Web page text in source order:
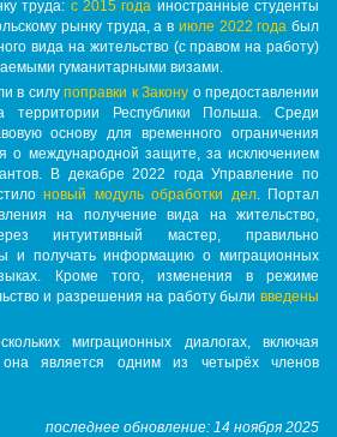
труда: с 2015 года иностранные студенты
рынку труда, а в июле 2022 года был
вида на жительство (с правом на работу)
гуманитарными визами.
в силупоправки к Закону о предоставлении
территории Республики Польша. Среди
основу для временного ограничения
о международной защите, за исключением
В декабре 2022 года Управление по
новый модуль обработки дел. Портал
на получение вида на жительство,
интуитивный мастер, правильно
и получать информацию о миграционных
Кроме того, изменения в режиме
и разрешения на работу были введены
миграционных диалогах, включая
является одним из четырёх членов
последнее обновление: 14 ноября 2025